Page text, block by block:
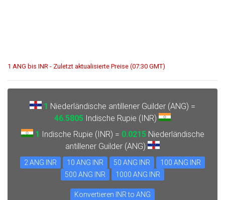
1 ANG bis INR - Zuletzt aktualisierte Preise (07:30 GMT)
1 Niederländische antillener Guilder (ANG) =
46.5805 Indische Rupie (INR)
1 Indische Rupie (INR) = 0.0215 Niederländische
antillener Guilder (ANG)
2 ANG INR 10 ANG INR 50 ANG INR
100 ANG INR
500 ANG INR
1000 ANG INR
Konvertieren INR to ANG